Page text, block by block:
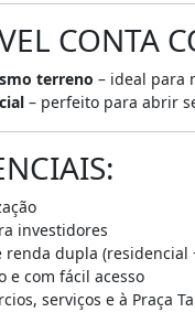
CONTA
terreno – ideal para
– perfeito para abrir
investidores
renda dupla (residencial
e com fácil acesso
serviços e à Praça